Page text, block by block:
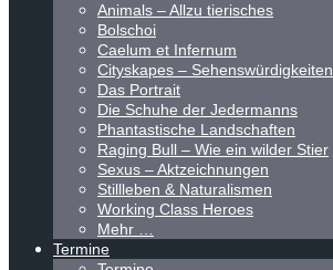
Animals – Allzu tierisches
Bolschoi
Caelum et Infernum
Cityskapes – Sehenswürdigkeiten
Das Portrait
Die Schuhe der Jedermanns
Phantastische Landschaften
Raging Bull – Wie ein wilder Stier
Sexus – Aktzeichnungen
Stillleben & Naturalismen
Working Class Heroes
Mehr …
Termine